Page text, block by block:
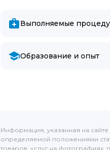
Выполняемые
Образование и опыт
Информация, указанная на сайте
определяемой положениями
товаров, услуг на фотографиях,